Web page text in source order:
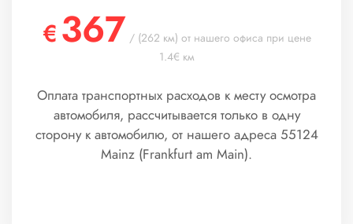
€367 / (262 км) от нашего офиса при цене
1.4€ км
Оплата транспортных расходов к месту осмотра
автомобиля, рассчитывается только в одну
сторону к автомобилю, от нашего адреса 55124
Mainz (Frankfurt am Main).